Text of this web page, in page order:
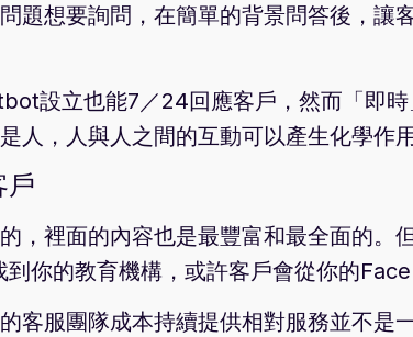
題想要詢問，在簡單的背景問答後，
設立也能7／24回應客戶，然而「即
人，人與人之間的互動可以產生化學作
戶
，裡面的內容也是最豐富和最全面的。
你的教育機構，或許客戶會從你的
客服團隊成本持續提供相對服務並不是